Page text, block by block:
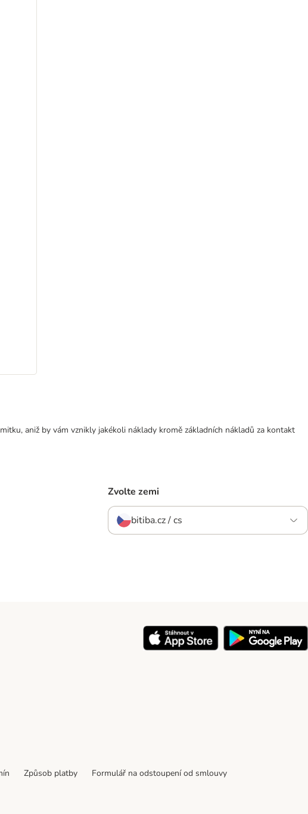
aniž by vám vznikly jakékoli náklady kromě základních nákladů za kontakt
Zvolte zemi
bitiba.cz / cs
Způsob platby
Formulář na odstoupení od smlouvy